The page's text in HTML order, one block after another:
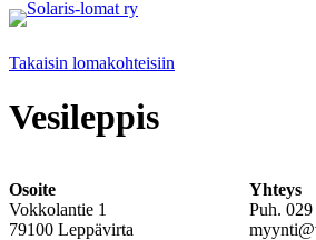
Siirry
Takaisin lomakohteisiin
Vesileppis
Osoite
Vokkolantie 1
79100 Leppävirta
Yhteys
Puh.